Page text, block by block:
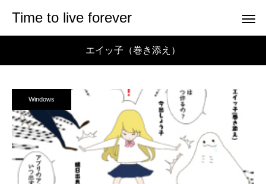
Time to live forever
エイッ子（巻き添え）
Windows